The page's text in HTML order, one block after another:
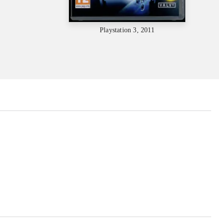
Playstation 3, 2011